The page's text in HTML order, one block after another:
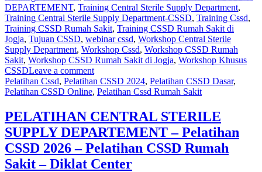
DEPARTEMENT, Training Central Sterile Supply Department,
Training Central Sterile Supply Department-CSSD, Training Cssd,
Training CSSD Rumah Sakit, Training CSSD Rumah Sakit di
Jogja, Tujuan CSSD, webinar cssd, Workshop Central Sterile
Supply Department, Workshop Cssd, Workshop CSSD Rumah
Sakit, Workshop CSSD Rumah Sakit di Jogja, Workshop Khusus
CSSDLeave a comment
Pelatihan Cssd, Pelatihan CSSD 2024, Pelatihan CSSD Dasar,
Pelatihan CSSD Online, Pelatihan Cssd Rumah Sakit
PELATIHAN CENTRAL STERILE
SUPPLY DEPARTEMENT – Pelatihan
CSSD 2026 – Pelatihan CSSD Rumah
Sakit – Diklat Center